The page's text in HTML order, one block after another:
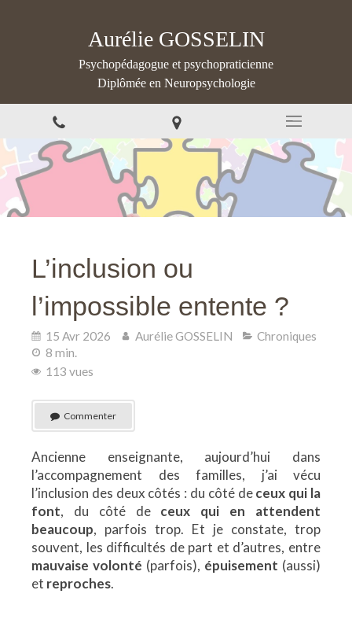
Aurélie GOSSELIN
Psychopédagogue et psychopraticienne
Diplômée en Neuropsychologie
L’inclusion ou
l’impossible entente ?
15 Avr 2026 Aurélie GOSSELIN
Chroniques
8 min.
113 vues
Commenter
Ancienne enseignante, aujourd’hui dans
l’accompagnement des familles, j’ai vécu
l’inclusion des deux côtés : du côté deceux qui la
font, du côté de ceux qui en attendent
beaucoup, parfois trop. Et je constate, trop
souvent, les difficultés de part et d’autres, entre
mauvaise volonté (parfois), épuisement (aussi)
et reproches.